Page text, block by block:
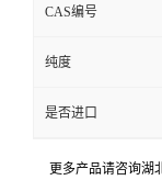
CAS编号
纯度
是否进口
更多产品请咨询湖